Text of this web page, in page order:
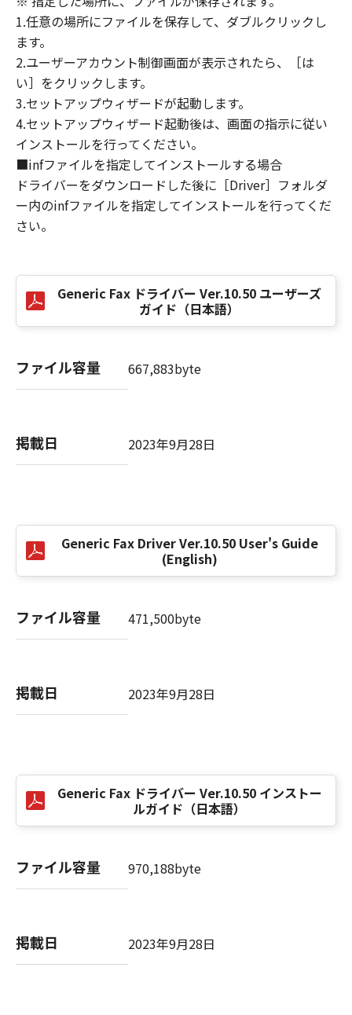
損害の可能性について知らされていた場合でも
同様です。
(3) キヤノン、キヤノンのライセンサー、キヤノ
ンの子会社、キヤノンの関連会社、それらの販
売代理店または販売店のいずれも、「本ソフト
ウェア」、または「本ソフトウェア」の使用に
起因または関連してお客様と第三者との間に生
じたいかなる紛争についても、一切責任を負わ
ないものとします。
８．契約期間
(1) 本契約書は、お客様が、『同意』を示す下
記のボタンをクリックした時点、または「本ソ
し、下記(2)または(3)により終了されるまで有
効に存続します。
(2) お客様は、「本ソフトウェア」およびその
複製物のすべてを廃棄および消去することによ
(3) お客様が本契約書のいずれかの条項に違反
した場合、本契約書は直ちに終了します。
びその複製物のすべてを廃棄または消去するも
のとします。
９．U.S. GOVERNMENT RESTRICTED RIGHTS
NOTICE
関また団体を意味します。もしお客様が米国政
府エンドユーザーである場合、以下の規定が適
2.101 (Oct 1995), consisting of "commercial
computer software" and "commercial
227.7202-1 through 227.7202-4 (June 1995),
all U.S. Government End Users shall acquire
the SOFTWARE with only those rights set
Inc./30-2, Shimomaruko 3-chome, Ohta-ku,
Tokyo 146-8501, Japan.
本条項中で使用される"the SOFTWARE"とは、
10．分離可能性
1.任意の場所にファイルを保存して、ダブルクリックし
ます。
2.ユーザーアカウント制御画面が表示されたら、［は
い］をクリックします。
3.セットアップウィザードが起動します。
4.セットアップウィザード起動後は、画面の指示に従い
インストールを行ってください。
■infファイルを指定してインストールする場合
ドライバーをダウンロードした後に［Driver］フォルダ
ー内のinfファイルを指定してインストールを行ってくだ
さい。
Generic Fax ドライバー Ver.10.50 ユーザーズ
ガイド（日本語）
ファイル容量 667,883byte
掲載日 2023年9月28日
Generic Fax Driver Ver.10.50 User's Guide
(English)
ファイル容量 471,500byte
掲載日 2023年9月28日
Generic Fax ドライバー Ver.10.50 インストー
ルガイド（日本語）
ファイル容量 970,188byte
掲載日 2023年9月28日